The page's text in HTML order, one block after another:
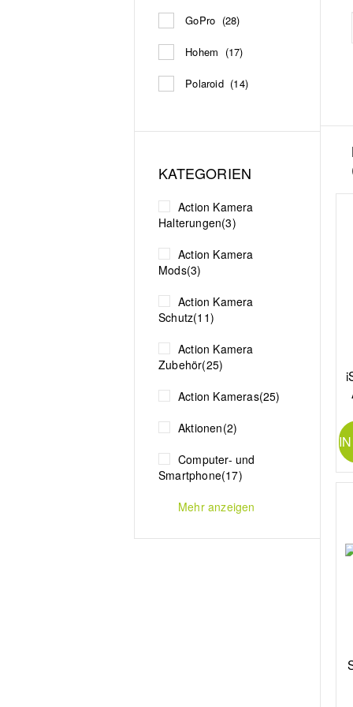
GoPro (28)
Hohem (17)
Polaroid (14)
KATEGORIEN
Action Kamera
Halterungen(3)
Action Kamera
Mods(3)
Action Kamera
Schutz(11)
Action Kamera
Zubehör(25)
Action Kameras(25)
Aktionen(2)
Computer- und
Smartphone(17)
Mehr anzeigen